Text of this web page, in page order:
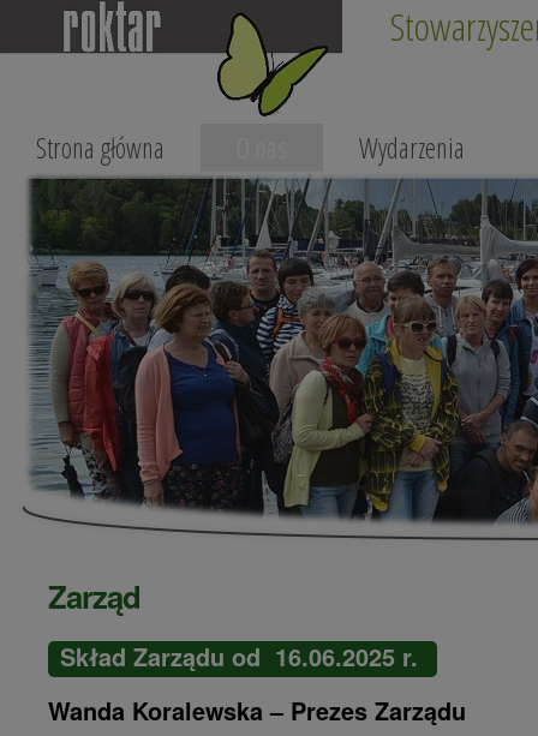
Strona główna Wydarzenia
Zarząd
Skład Zarządu od 16.06.2025 r.
Wanda Koralewska – Prezes Zarządu